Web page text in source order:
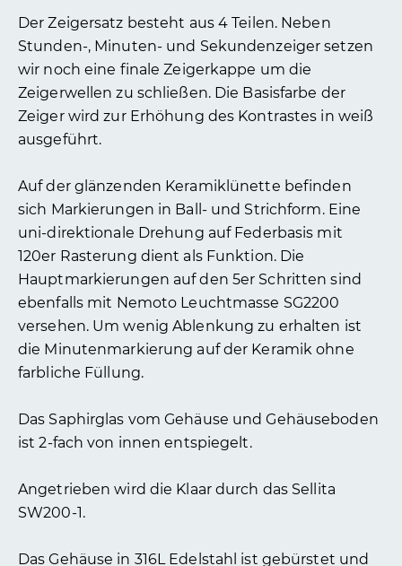
Der Zeigersatz besteht aus 4 Teilen. Neben
Stunden-, Minuten- und Sekundenzeiger setzen
wir noch eine finale Zeigerkappe um die
Zeigerwellen zu schließen. Die Basisfarbe der
Zeiger wird zur Erhöhung des Kontrastes in weiß
ausgeführt.
Auf der glänzenden Keramiklünette befinden
sich Markierungen in Ball- und Strichform. Eine
uni-direktionale Drehung auf Federbasis mit
120er Rasterung dient als Funktion. Die
Hauptmarkierungen auf den 5er Schritten sind
ebenfalls mit Nemoto Leuchtmasse SG2200
versehen. Um wenig Ablenkung zu erhalten ist
die Minutenmarkierung auf der Keramik ohne
farbliche Füllung.
Das Saphirglas vom Gehäuse und Gehäuseboden
ist 2-fach von innen entspiegelt.
Angetrieben wird die Klaar durch das Sellita
SW200-1.
Das Gehäuse in 316L Edelstahl ist gebürstet und